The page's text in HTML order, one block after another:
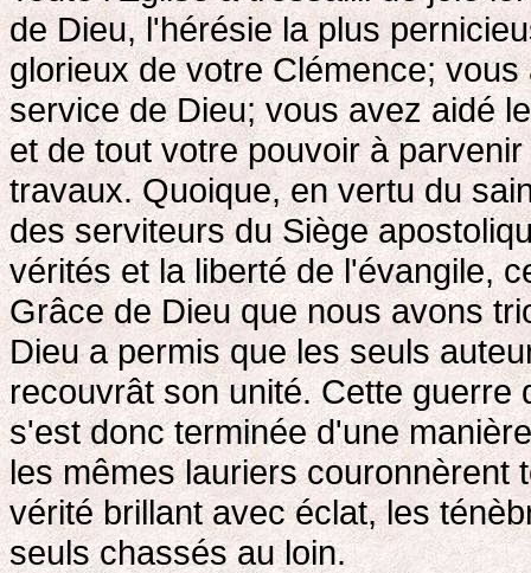
de Dieu, l'hérésie la plus
glorieux de votre Clémence;
service de Dieu; vous avez aidé
et de tout votre pouvoir à
travaux. Quoique, en vertu du
des serviteurs du Siège
vérités et la liberté de l'évangile,
Grâce de Dieu que nous avons
Dieu a permis que les seuls
recouvrât son unité. Cette guerre
s'est donc terminée d'une
les mêmes lauriers couronnèrent
vérité brillant avec éclat, les
seuls chassés au loin.